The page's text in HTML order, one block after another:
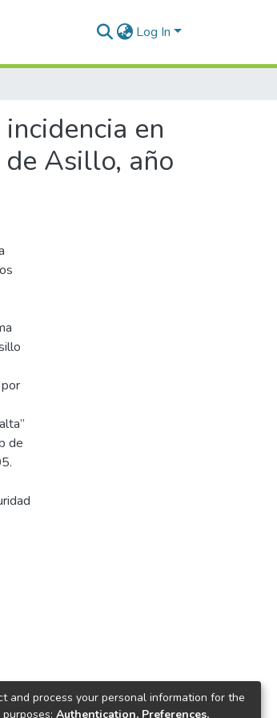
Log In
en
Asillo, año
de
and process your personal information for the
Authentication, Preferences,